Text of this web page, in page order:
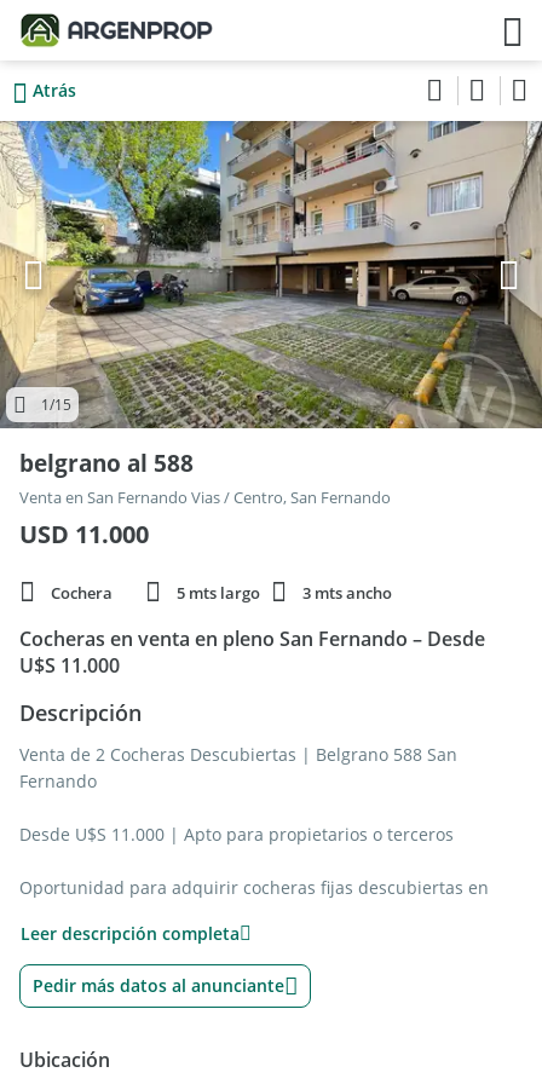
Atrás
1/15
belgrano al 588
Venta en San Fernando Vias / Centro, San Fernando
USD 11.000
Cochera 5 mts largo 3 mts ancho
Cocheras en venta en pleno San Fernando – Desde
U$S 11.000
Descripción
Venta de 2 Cocheras Descubiertas | Belgrano 588 San
Fernando
Desde U$S 11.000 | Apto para propietarios o terceros
Oportunidad para adquirir cocheras fijas descubiertas en
centro de San Fernando. Las cocheras están ubicadas en la
planta baja del complejo, con ingreso vehicular cómodo y
acceso directo.
Las cocheras correspondientes son las N26 y N27
Leer descripción completa
Pedir más datos al anunciante
Ubicación